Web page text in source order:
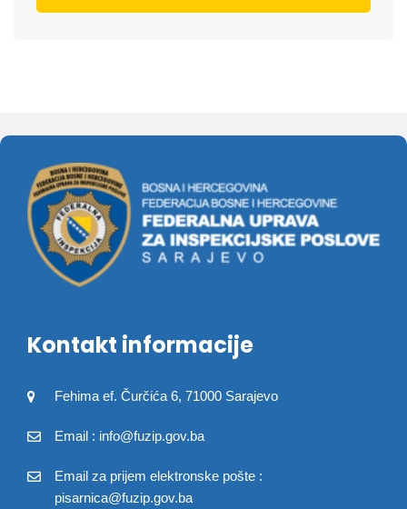
Kontakt informacije
Fehima ef. Čurčića 6, 71000 Sarajevo
Email : info@fuzip.gov.ba
Email za prijem elektronske pošte :
pisarnica@fuzip.gov.ba